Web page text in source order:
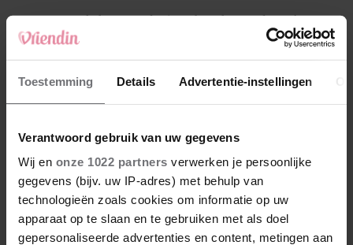
Toestemming Details Advertentie-instellingen
Verantwoord gebruik van uw gegevens
Wij en onze 1022 partners verwerken je persoonlijke
gegevens (bijv. uw IP-adres) met behulp van
technologieën zoals cookies om informatie op uw
apparaat op te slaan en te gebruiken met als doel
gepersonaliseerde advertenties en content, metingen aan
4 Makelaar Mandy: ‘Een bericht van de BN’er.
Een foto. Mijn lijf reageert’
5 Makelaar Mandy: ‘Vrijdagavond belde Bart.
Hij sprak eng kalm’
Nieuw